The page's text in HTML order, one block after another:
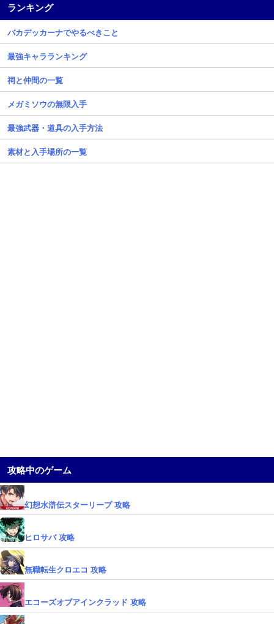
ランキング
バカデッカーナでやるべきこと
最強キャラランキング
祠と仲間の一覧
メガミソウの無限入手
最強武器・道具の入手方法
素材と入手場所の一覧
攻略中のゲーム
幻想水滸伝スターリープ 攻略
ヒロサバ 攻略
無職転生クロエコ 攻略
エコーズオブアインクラッド 攻略